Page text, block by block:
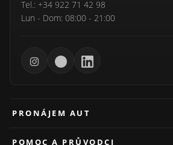
Tel.: +34 922 71 42 98
Lun - Dom: 08:00 - 21:00
PRONÁJEM AUT
POMOC A PRŮVODCI